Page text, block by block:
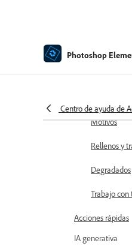
Photoshop
Centro de ayuda de
Motivos
Rellenos y
Degradados
Trabajo con
Acciones rápidas
IA generativa